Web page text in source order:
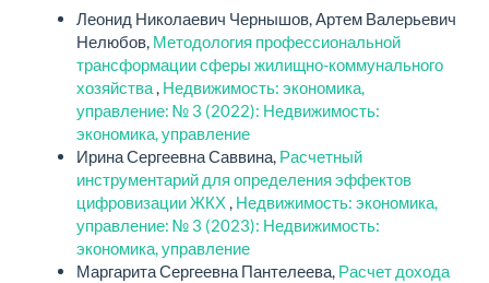
Леонид Николаевич Чернышов, Артем Валерьевич
Нелюбов, Методология профессиональной
трансформации сферы жилищно-коммунального
хозяйства, Недвижимость: экономика,
управление: № 3 (2022): Недвижимость:
экономика, управление
Ирина Сергеевна Саввина, Расчетный
инструментарий для определения эффектов
цифровизации ЖКХ, Недвижимость: экономика,
управление: № 3 (2023): Недвижимость:
экономика, управление
Маргарита Сергеевна Пантелеева, Расчет дохода